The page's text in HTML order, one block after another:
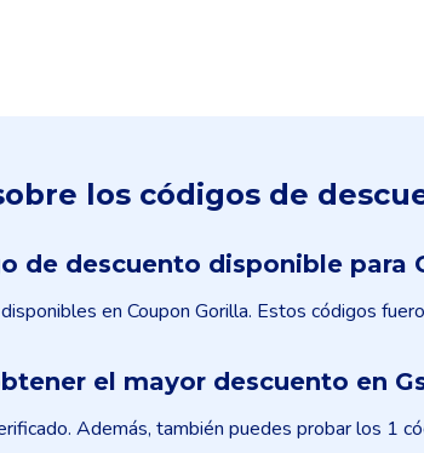
los códigos de
de descuento disponible para
en Coupon Gorilla. Estos códigos
el mayor descuento en
Además, también puedes probar los 1